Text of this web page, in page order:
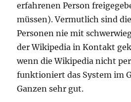
erfahrenen Person
müssen). Vermutlich sind
Personen nie mit
der Wikipedia in Kontakt
wenn die Wikipedia nicht
funktioniert das System im
Ganzen sehr gut.